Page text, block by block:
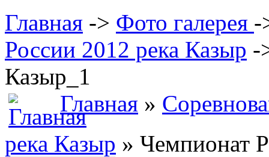
Главная -> Фото галерея -
России 2012 река Казыр -
Казыр_1
Главная »
река Казыр » Чемпионат